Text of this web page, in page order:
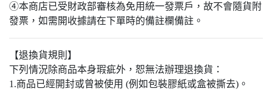
④本商店已受財政部審核為免用統一發票戶，故不會隨貨附
發票，如需開收據請在下單時的備註欄備註。
【退換貨規則】
下列情況除商品本身瑕疵外，恕無法辦理退換貨：
1.商品已經開封或曾被使用 (例如包裝膠紙或盒被撕去)。